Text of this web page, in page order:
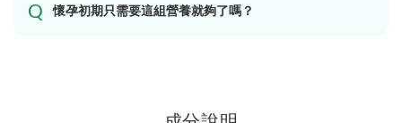
懷孕初期只需要這組營養就夠了嗎？